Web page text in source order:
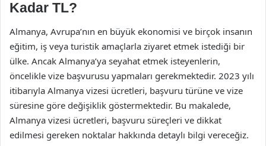
Kadar TL?
Almanya, Avrupa’nın en büyük ekonomisi ve birçok insanın
eğitim, iş veya turistik amaçlarla ziyaret etmek istediği bir
ülke. Ancak Almanya’ya seyahat etmek isteyenlerin,
öncelikle vize başvurusu yapmaları gerekmektedir. 2023 yılı
itibarıyla Almanya vizesi ücretleri, başvuru türüne ve vize
süresine göre değişiklik göstermektedir. Bu makalede,
Almanya vizesi ücretleri, başvuru süreçleri ve dikkat
edilmesi gereken noktalar hakkında detaylı bilgi vereceğiz.